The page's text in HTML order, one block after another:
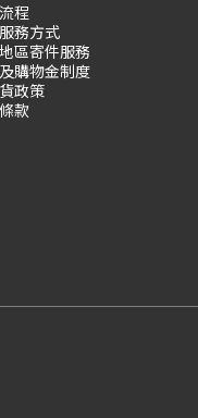
程
務方式
區寄件服務
購物金制度
政策
款